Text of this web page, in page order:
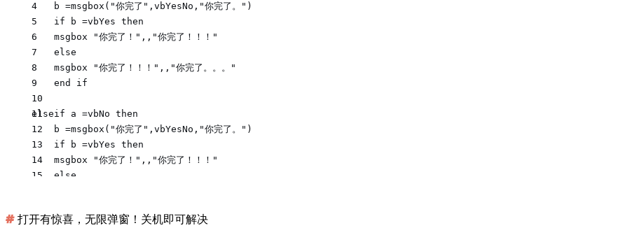
    b =msgbox("你完了",vbYesNo,"你完了。")
    if b =vbYes then
    msgbox "你完了！",,"你完了！！！"
    else
    msgbox "你完了！！！",,"你完了。。。"
    end if
elseif a =vbNo then
    b =msgbox("你完了",vbYesNo,"你完了。")
    if b =vbYes then
    msgbox "你完了！",,"你完了！！！"
    else
else
打开有惊喜，无限弹窗！关机即可解决